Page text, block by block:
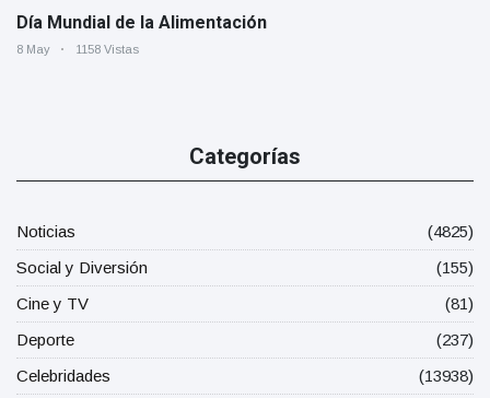
Día Mundial de la Alimentación
8 May 1158 Vistas
Categorías
Noticias
(4825)
Social y Diversión
(155)
Cine y TV
(81)
Deporte
(237)
Celebridades
(13938)